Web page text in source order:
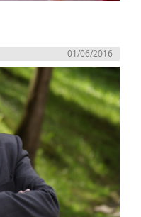
01/06/2016